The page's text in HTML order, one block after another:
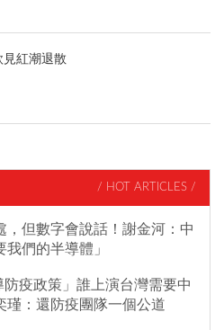
紅潮退散
/ HOT ARTICLES /
但數字會說話！謝金河：中
們的半導體」
防疫政策」誰上演台灣需要中
瑾：還防疫團隊一個公道